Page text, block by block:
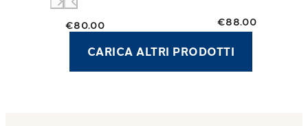
€80.00 €88.00
CARICA ALTRI PRODOTTI